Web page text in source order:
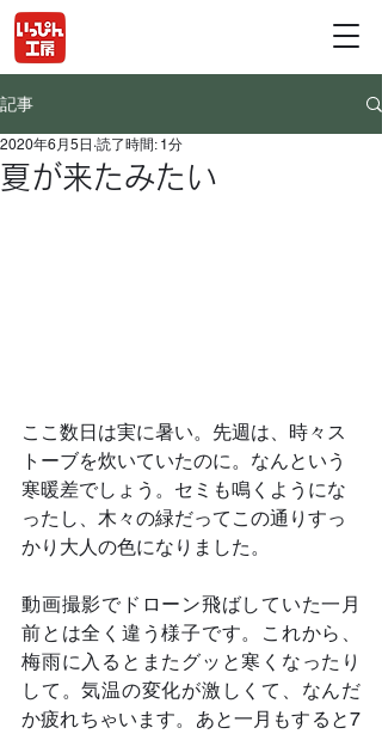
記事
夏が来たみたい
2020年6月5日 読了時間: 1分
ここ数日は実に暑い。先週は、時々ス
トーブを炊いていたのに。なんという
寒暖差でしょう。セミも鳴くようにな
ったし、木々の緑だってこの通りすっ
かり大人の色になりました。
動画撮影でドローン飛ばしていた一月
前とは全く違う様子です。これから、
梅雨に入るとまたグッと寒くなったり
して。気温の変化が激しくて、なんだ
か疲れちゃいます。あと一月もすると7